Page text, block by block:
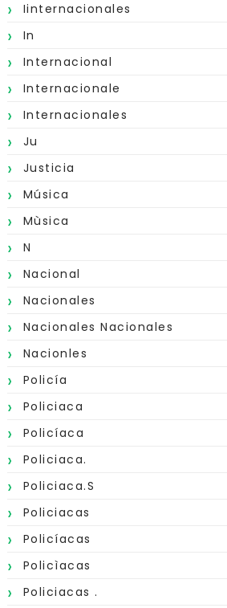
Iinternacionales
In
Internacional
Internacionale
Internacionales
Ju
Justicia
Música
Mùsica
N
Nacional
Nacionales
Nacionales Nacionales
Nacionles
Policía
Policiaca
Policíaca
Policiaca.
Policiaca.s
Policiacas
Policíacas
Policìacas
Policiacas .